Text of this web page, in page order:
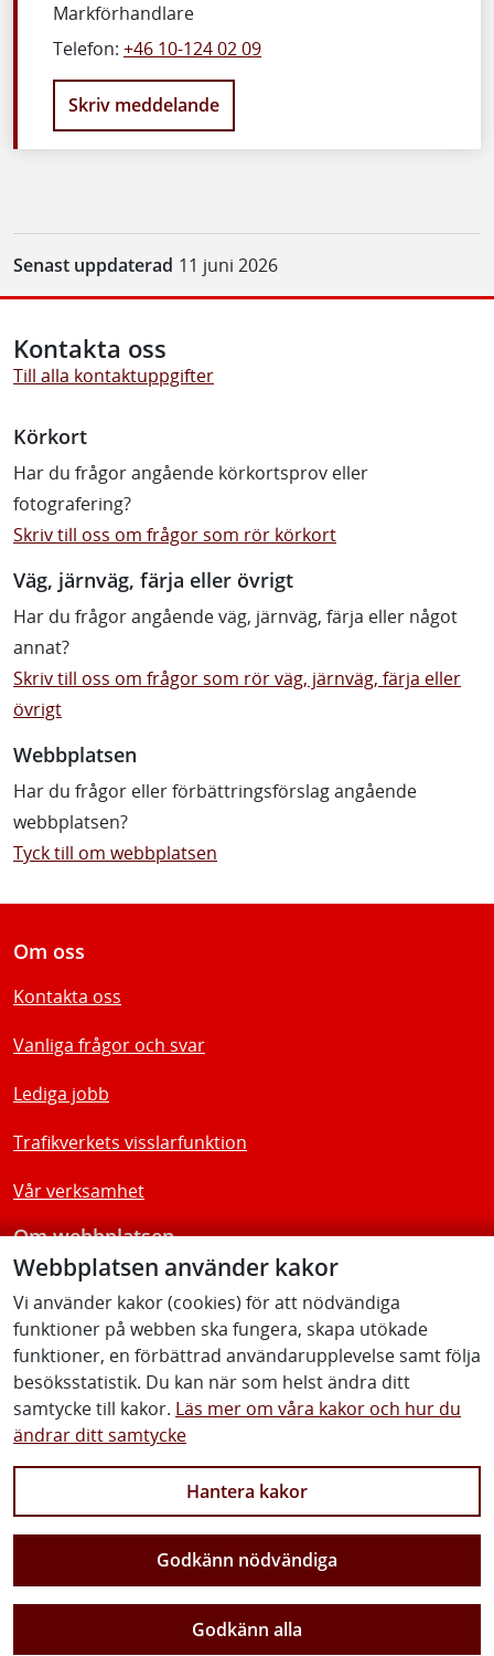
Markförhandlare
Telefon: +46 10-124 02 09
Skriv meddelande
Senast uppdaterad 11 juni 2026
Webbplatsen använder kakor
Vi använder kakor (cookies) för att nödvändiga
funktioner på webben ska fungera, skapa utökade
funktioner, en förbättrad användarupplevelse samt följa
besöksstatistik. Du kan när som helst ändra ditt
samtycke till kakor. Läs mer om våra kakor och hur du
ändrar ditt samtycke
Hantera kakor
Godkänn nödvändiga
Godkänn alla
Kontakta oss
Till alla kontaktuppgifter
Körkort
Har du frågor angående körkortsprov eller
fotografering?
Skriv till oss om frågor som rör körkort
Väg, järnväg, färja eller övrigt
Har du frågor angående väg, järnväg, färja eller något
annat?
Skriv till oss om frågor som rör väg, järnväg, färja eller
övrigt
Webbplatsen
Har du frågor eller förbättringsförslag angående
webbplatsen?
Tyck till om webbplatsen
Vi gör Sverige närmare
Om oss
Kontakta oss
Vanliga frågor och svar
Lediga jobb
Trafikverkets visslarfunktion
Vår verksamhet
Om webbplatsen
Tillgänglighetsredogörelse
Följ oss
Facebook Youtube